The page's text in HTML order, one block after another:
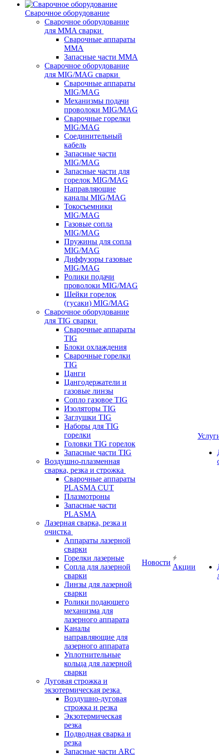
Сварочное оборудование
Сварочное оборудование
для MMA сварки
Сварочные аппараты
MMA
Запасные части MMA
Сварочное оборудование
для MIG/MAG сварки
Сварочные аппараты
MIG/MAG
Механизмы подачи
проволоки MIG/MAG
Сварочные горелки
MIG/MAG
Соединительный
кабель
Запасные части
MIG/MAG
Запасные части для
горелок MIG/MAG
Направляющие
каналы MIG/MAG
Токосъемники
MIG/MAG
Газовые сопла
MIG/MAG
Пружины для сопла
MIG/MAG
Диффузоры газовые
MIG/MAG
Ролики подачи
проволоки MIG/MAG
Шейки горелок
(гусаки) MIG/MAG
Сварочное оборудование
для TIG сварки
Сварочные аппараты
TIG
Блоки охлаждения
Сварочные горелки
TIG
Цанги
Цангодержатели и
газовые линзы
Сопло газовое TIG
Изоляторы TIG
Заглушки TIG
Наборы для TIG
горелки
Головки TIG горелок
Запасные части TIG
Воздушно-плазменная
сварка, резка и строжка
Сварочные аппараты
PLASMA CUT
Плазмотроны
Запасные части
PLASMA
Лазерная сварка, резка и
очистка
Аппараты лазерной
сварки
Горелки лазерные
Сопла для лазерной
сварки
Линзы для лазерной
сварки
Ролики подающего
механизма для
лазерного аппарата
Каналы
направляющие для
лазерного аппарата
Уплотнительные
кольца для лазерной
сварки
Дуговая строжка и
экзотермическая резка
Воздушно-дуговая
строжка и резка
Экзотермическая
резка
Подводная сварка и
резка
Запасные части ARC
Новости
Акции